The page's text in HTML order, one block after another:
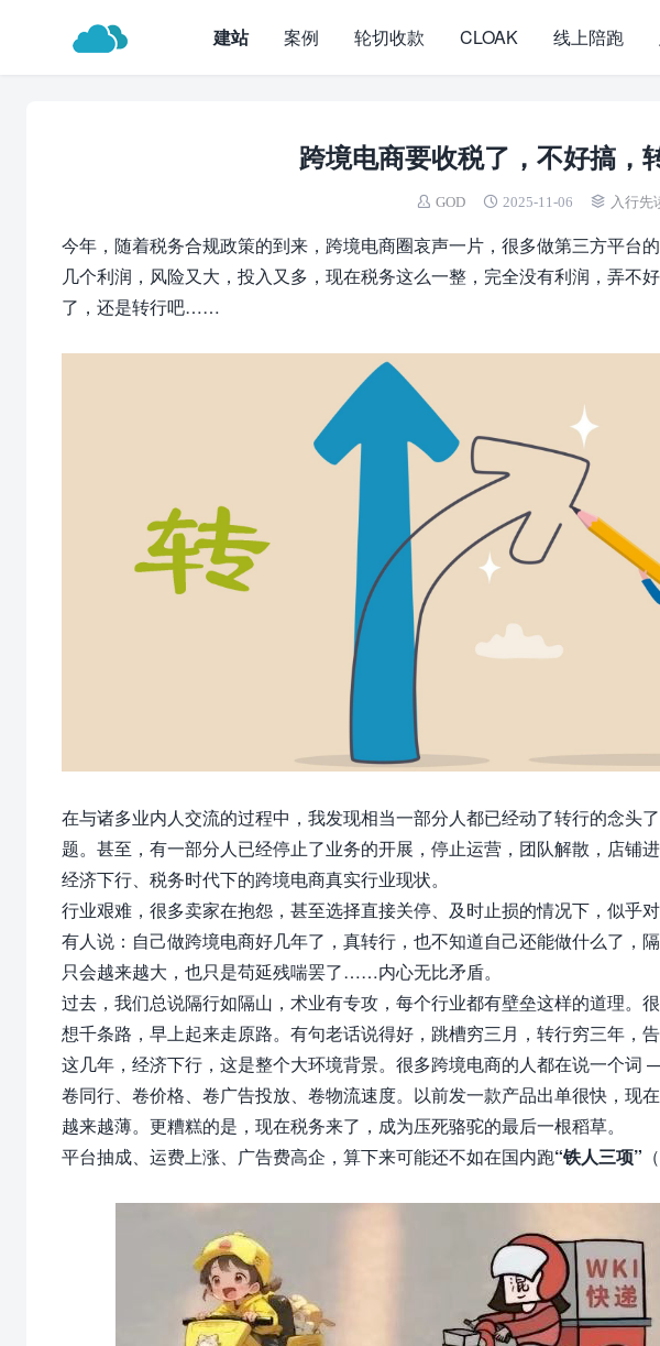
建站 案例 轮切收款 CLOAK 线上陪跑
跨境电商要收税了，不好搞，
GOD 2025-11-06 入行先
今年，随着税务合规政策的到来， 跨境电商圈哀声一片，很多做第三方平台
几个利润，风险又大，投入又多，现在税务这么一整，完全没有利润，弄不
了，还是转行吧……
在与诸多业内人交流的过程中，我发现相当一部分人都已经动了转行的念头
题。甚至，有一部分人已经停止了业务的开展，停止运营，团队解散，店铺
经济下行、税务时代下的跨境电商真实行业现状。
行业艰难，很多卖家在抱怨，甚至选择直接关停、及时止损的情况下，似乎
有人说：自己做跨境电商好几年了，真转行，也不知道自己还能做什么了，
只会越来越大， 也只是苟延残喘罢了……内心无比矛盾。
过去，我们总说隔行如隔山，术业有专攻， 每个行业都有壁垒这样的道理。
想千条路，早上起来走原路。有句老话说得好，跳槽穷三月，转行穷三年，
这几年，经济下行，这是整个大环境背景。很多跨境电商的人都在说一个词 —
卷同行、卷价格、卷广告投放、卷物流速度。以前发一款产品出单很快，现
越来越薄。 更糟糕的是，现在税务来了，成为压死骆驼的最后一根稻草。
平台抽成、运费上涨、广告费高企，算下来可能还不如在国内跑“铁人三项”